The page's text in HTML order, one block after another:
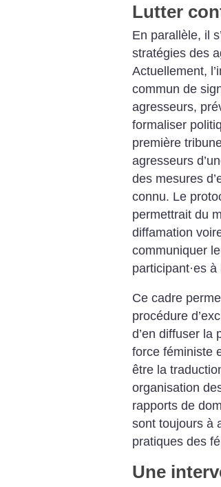
Lutter
En parallèle, il
stratégies des
Actuellement,
commun de
agresseurs,
formaliser
première
agresseurs
des mesures
connu. Le
permettrait du
diffamation
communiquer
participant·es à
Ce cadre
procédure
d’en diffuser la
force féministe
être la
organisation
rapports de
sont toujours à
pratiques des
Une